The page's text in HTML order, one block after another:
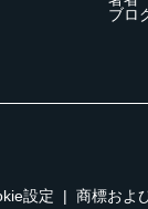
ブロ
設定 | 商標およ